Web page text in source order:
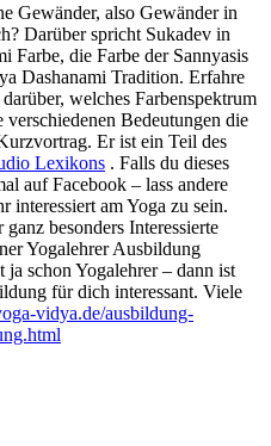
Gewänder, also Gewänder in
Darüber spricht Sukadev in
Farbe, die Farbe der Sannyasis
Dashanami Tradition. Erfahre
welches Farbenspektrum
Bedeutungen die
Er ist ein Teil des
Lexikons . Falls du dieses
auf Facebook – lass andere
interessiert am Yoga zu sein.
besonders Interessierte
Yogalehrer Ausbildung
schon Yogalehrer – dann ist
für dich interessant. Viele
vidya.de/ausbildung-